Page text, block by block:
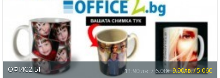
ОФИС2.БГ 11.90 лв. / 6.08€ 9.90лв. / 5.06€